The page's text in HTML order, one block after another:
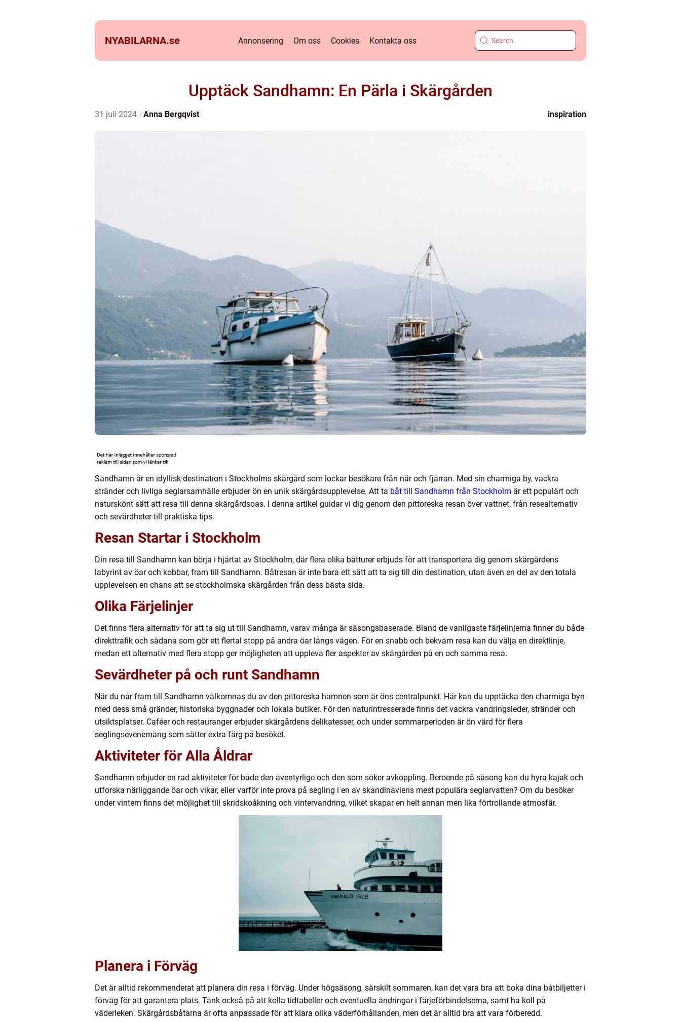
NYABILARNA.se Annonsering Om oss Cookies Kontakta oss
Upptäck Sandhamn: En Pärla i Skärgården
31 juli 2024 Anna Bergqvist inspiration
Sandhamn är en idyllisk destination i Stockholms skärgård som lockar besökare från när och fjärran. Med sin charmiga by, vackra
stränder och livliga seglarsamhälle erbjuder ön en unik skärgårdsupplevelse. Att ta båt till Sandhamn från Stockholm är ett populärt och
naturskönt sätt att resa till denna skärgårdsoas. I denna artikel guidar vi dig genom den pittoreska resan över vattnet, från resealternativ
och sevärdheter till praktiska tips.
Resan Startar i Stockholm
Din resa till Sandhamn kan börja i hjärtat av Stockholm, där flera olika båtturer erbjuds för att transportera dig genom skärgårdens
labyrint av öar och kobbar, fram till Sandhamn. Båtresan är inte bara ett sätt att ta sig till din destination, utan även en del av den totala
upplevelsen en chans att se stockholmska skärgården från dess bästa sida.
Olika Färjelinjer
Det finns flera alternativ för att ta sig ut till Sandhamn, varav många är säsongsbaserade. Bland de vanligaste färjelinjerna finner du både
direkttrafik och sådana som gör ett flertal stopp på andra öar längs vägen. För en snabb och bekväm resa kan du välja en direktlinje,
medan ett alternativ med flera stopp ger möjligheten att uppleva fler aspekter av skärgården på en och samma resa.
Sevärdheter på och runt Sandhamn
När du når fram till Sandhamn välkomnas du av den pittoreska hamnen som är öns centralpunkt. Här kan du upptäcka den charmiga byn
med dess små gränder, historiska byggnader och lokala butiker. För den naturintresserade finns det vackra vandringsleder, stränder och
utsiktsplatser. Caféer och restauranger erbjuder skärgårdens delikatesser, och under sommarperioden är ön värd för flera
seglingsevenemang som sätter extra färg på besöket.
Aktiviteter för Alla Åldrar
Sandhamn erbjuder en rad aktiviteter för både den äventyrlige och den som söker avkoppling. Beroende på säsong kan du hyra kajak och
utforska närliggande öar och vikar, eller varför inte prova på segling i en av skandinaviens mest populära seglarvatten? Om du besöker
under vintern finns det möjlighet till skridskoåkning och vintervandring, vilket skapar en helt annan men lika förtrollande atmosfär.
Planera i Förväg
Det är alltid rekommenderat att planera din resa i förväg. Under högsäsong, särskilt sommaren, kan det vara bra att boka dina båtbiljetter i
förväg för att garantera plats. Tänk också på att kolla tidtabeller och eventuella ändringar i färjeförbindelserna, samt ha koll på
väderleken. Skärgårdsbåtarna är ofta anpassade för att klara olika väderförhållanden, men det är alltid bra att vara förberedd.